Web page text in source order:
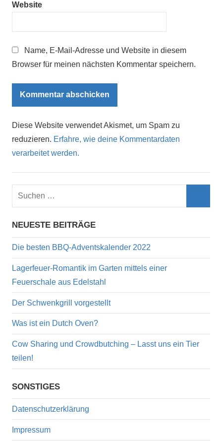
Website
Name, E-Mail-Adresse und Website in diesem
Browser für meinen nächsten Kommentar speichern.
Diese Website verwendet Akismet, um Spam zu
reduzieren. Erfahre, wie deine Kommentardaten
verarbeitet werden.
Suchen
NEUESTE BEITRÄGE
Die besten BBQ-Adventskalender 2022
Lagerfeuer-Romantik im Garten mittels einer
Feuerschale aus Edelstahl
Der Schwenkgrill vorgestellt
Was ist ein Dutch Oven?
Cow Sharing und Crowdbutching – Lasst uns ein Tier
teilen!
SONSTIGES
Datenschutzerklärung
Impressum